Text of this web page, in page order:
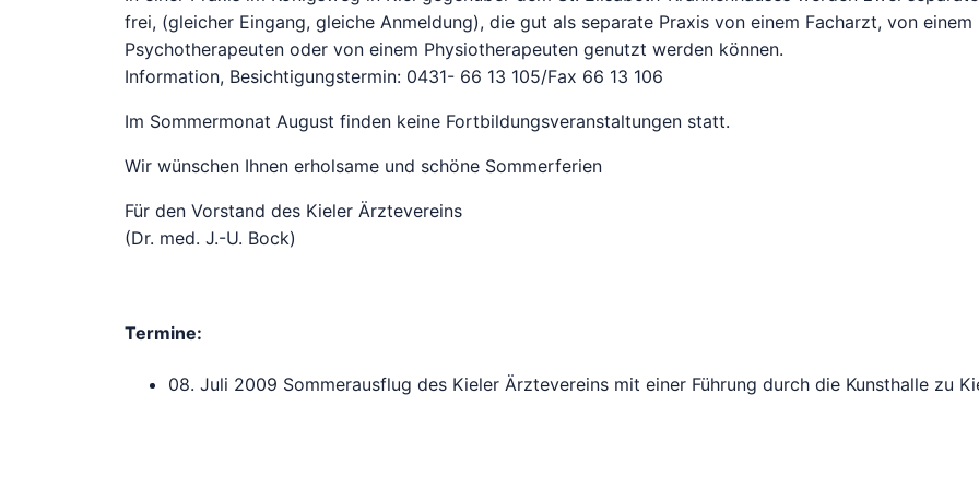
frei, (gleicher Eingang, gleiche Anmeldung), die gut als separate Praxis von einem Facharzt, von einem
Psychotherapeuten oder von einem Physiotherapeuten genutzt werden können.
Information, Besichtigungstermin: 0431- 66 13 105/Fax 66 13 106
Im Sommermonat August finden keine Fortbildungsveranstaltungen statt.
Wir wünschen Ihnen erholsame und schöne Sommerferien
Für den Vorstand des Kieler Ärztevereins
(Dr. med. J.-U. Bock)
Termine:
08. Juli 2009 Sommerausflug des Kieler Ärztevereins mit einer Führung durch die Kunsthalle zu